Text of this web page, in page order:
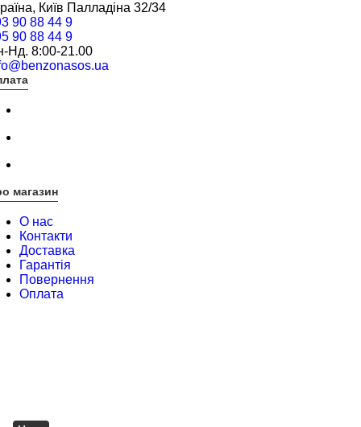
Київ Палладіна 32/34
90 88 44 9
90 88 44 9
Нд. 8:00-21.00
магазин
О нас
Контакти
Доставка
Гарантія
Повернення
Оплата